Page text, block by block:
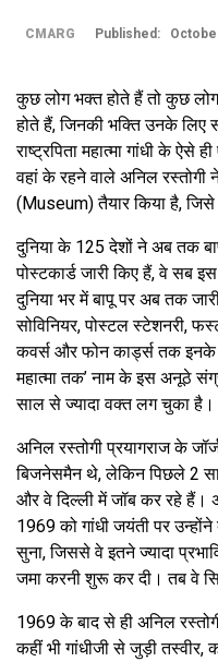
CMARG Published:
कुछ लोग भक्त होते हैं तो कुछ
होते हैं, जिनकी भक्ति उनके लिए
राष्ट्रपिता महात्मा गांधी के ऐसे
वहां के रहने वाले अनिल रस्तोगी
(Museum) तैयार किया है,
दुनिया के 125 देशों ने अब तक
पोस्टकार्ड जारी किए हैं, वे सब
दुनिया भर में बापू पर अब तक
सोविनियर, पोस्टल स्टेशनरी,
कवर्स और फोन कार्ड्स तक इनके
महात्मा तक’ नाम के इस अनूठे
साल से ज्यादा वक्त लग चुका है।
अनिल रस्तोगी प्रयागराज के
बिजनेसमैन थे, लेकिन पिछले 2
और वे दिल्ली में जॉब कर रहे हैं।
1969 को गांधी जयंती पर
सुना, जिससे वे इतने ज्यादा
जमा करनी शुरू कर दी। तब वे
1969 के बाद से ही अनिल
कहीं भी गांधीजी से जुड़ी तस्वीर,